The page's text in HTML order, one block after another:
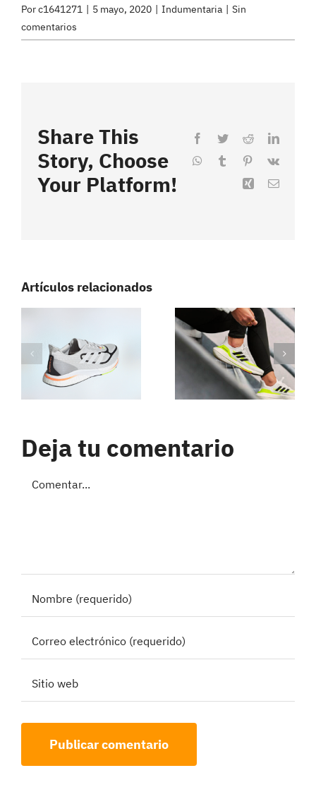
Porc1641271 | 5 mayo, 2020 | Indumentaria | Sin
comentarios
Share This
Story, Choose
Your Platform!
Facebook
TwitterReddit
WhatsApp
TumblrPinterest
Vk
Xing Correo
Artículos relacionados
Deja tu comentario
Comentar